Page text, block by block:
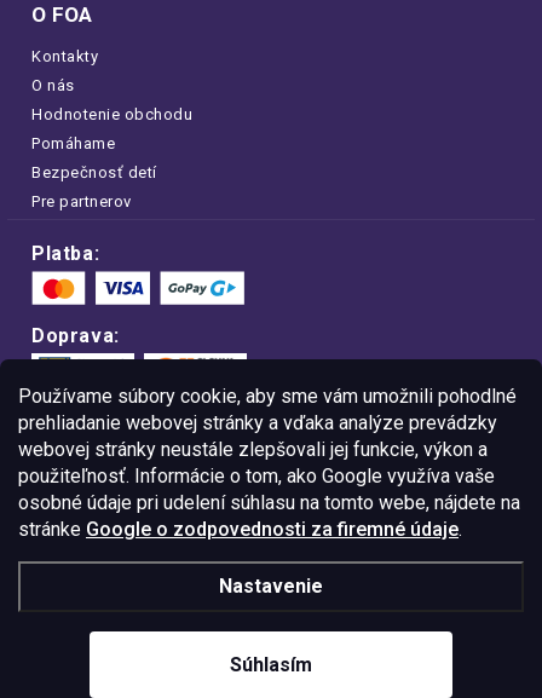
Používame súbory cookie, aby sme vám umožnili pohodlné
prehliadanie webovej stránky a vďaka analýze prevádzky
webovej stránky neustále zlepšovali jej funkcie, výkon a
použiteľnosť. Informácie o tom, ako Google využíva vaše
osobné údaje pri udelení súhlasu na tomto webe, nájdete na
stránke Google o zodpovednosti za firemné údaje.
Nastavenie
Súhlasím
O FOA
Kontakty
O nás
Hodnotenie obchodu
Pomáhame
Bezpečnosť detí
Pre partnerov
Platba:
Doprava:
Nakupujte na FOA bezpečne a bez obáv.
Vďaka protokolu HTTPS sú vaše citlivé
dáta v úplnom bezpečí.
© Copyright2026Westlogic Slovakia s.r.o.,
Gajova 4, Bratislava, 811 09